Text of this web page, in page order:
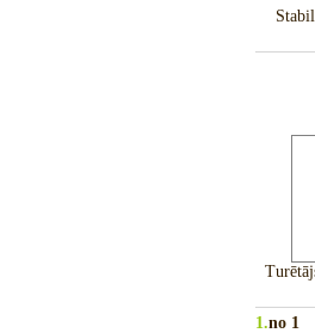
1.no 1